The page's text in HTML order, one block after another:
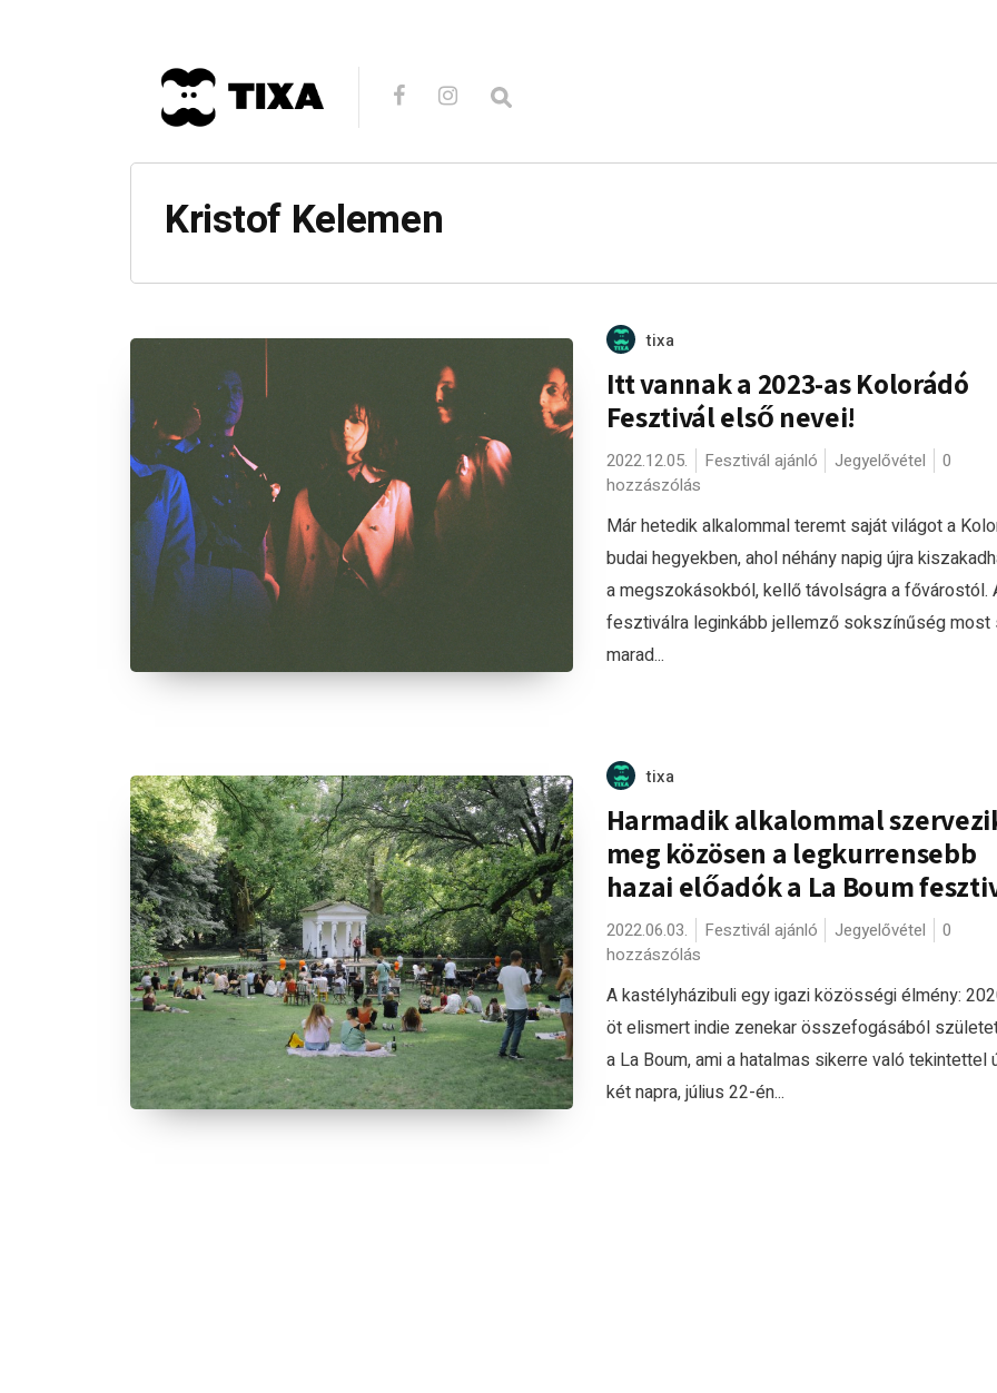
Kristof Kelemen
tixa
Itt vannak a 2023-as Kolorádó
Fesztivál első nevei!
2022.12.05. Fesztivál ajánló Jegyelővétel
0
hozzászólás
Már hetedik alkalommal teremt saját világot a
budai hegyekben, ahol néhány napig újra
a megszokásokból, kellő távolságra a fővárostól.
fesztiválra leginkább jellemző sokszínűség most
marad...
tixa
Harmadik alkalommal
meg közösen a legkurrensebb
hazai előadók a La Boum
2022.06.03. Fesztivál ajánló Jegyelővétel
0
hozzászólás
A kastélyházibuli egy igazi közösségi élmény:
öt elismert indie zenekar összefogásából
a La Boum, ami a hatalmas sikerre való tekintettel
két napra, július 22-én...